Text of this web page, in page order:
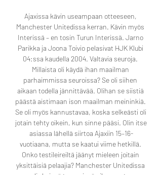
Ajaxissa kävin useampaan otteeseen,
Manchester Unitedissa kerran. Kävin myös
Interissä – en tosin Turun Interissä. Jarno
Parikka ja Joona Toivio pelasivat HJK Klubi
04:ssa kaudella 2004. Valtavia seuroja.
Millaista oli käydä ihan maailman
parhaimmissa seuroissa? Se oli siihen
aikaan todella jännittävää. Olihan se siistiä
päästä aistimaan ison maailman meininkiä.
Se oli myös kannustavaa, koska selkeästi oli
jotain tehty oikein, kun sinne pääsi. Olin itse
asiassa lähellä siirtoa Ajaxiin 15–16-
vuotiaana, mutta se kaatui viime hetkillä.
Onko testileireiltä jäänyt mieleen joitain
yksittäisiä pelaajia? Manchester Unitedissa